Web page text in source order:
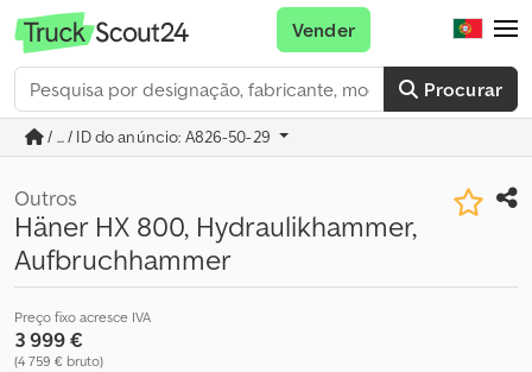
Procurar
Vender
/ ... / ID do anúncio: A826-50-29
Outros
Häner HX 800, Hydraulikhammer,
Aufbruchhammer
Preço fixo acresce IVA
3 999 €
(4 759 € bruto)